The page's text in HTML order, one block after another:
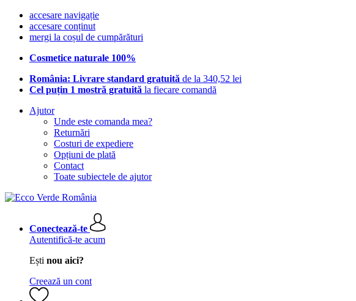
accesare navigație
accesare conținut
mergi la coșul de cumpărături
Cosmetice naturale 100%
România: Livrare standard gratuită de la 340,52 lei
Cel puțin 1 mostră gratuită la fiecare comandă
Ajutor
Unde este comanda mea?
Returnări
Costuri de expediere
Opțiuni de plată
Contact
Toate subiectele de ajutor
Conectează-te
Autentifică-te acum
Ești nou aici?
Creează un cont